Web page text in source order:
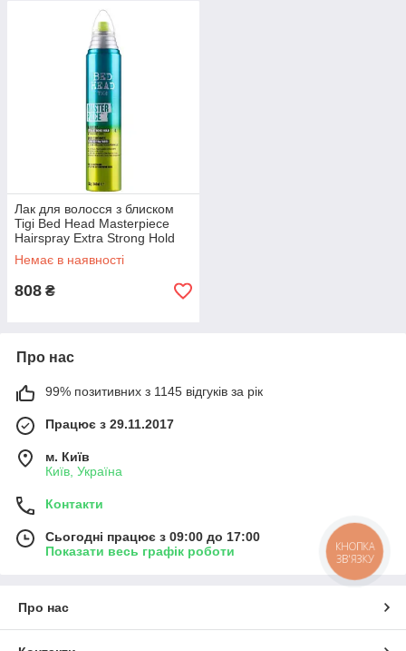
Лак для волосся з блиском
Tigi Bed Head Masterpiece
Hairspray Extra Strong Hold
Level 4 340 мл
Немає в наявності
808 ₴
Про нас
99% позитивних з 1145 відгуків за рік
Працює з 29.11.2017
м. Київ
Київ, Україна
Контакти
Сьогодні працює з 09:00 до 17:00
Показати весь графік роботи
Про нас
КНОПКА
ЗВ'ЯЗКУ